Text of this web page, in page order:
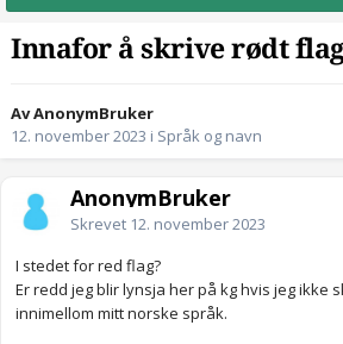
Innafor å skrive rødt
Av AnonymBruker
12. november 2023 i Språk og navn
AnonymBruker
Skrevet 12. november 2023
I stedet for red flag?
Er redd jeg blir lynsja her på kg hvis jeg ikke
innimellom mitt norske språk.